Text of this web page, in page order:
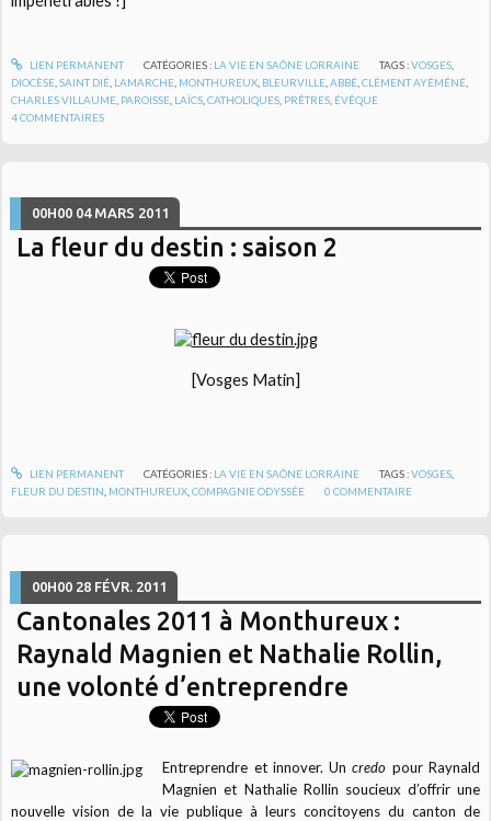
LIEN PERMANENT CATÉGORIES : LA VIE EN SAÔNE LORRAINE TAGS :VOSGES
DIOCÈSE ,SAINT DIÉ LAMARCHE MONTHUREUX BLEURVILLE ,ABBÉ ,CLÉMENT AYÉMÉNÉ
CHARLES VILLAUME PAROISSE LAÏCS ,CATHOLIQUES PRÊTRES ÉVÊQUE
4COMMENTAIRES
00H00 04 MARS 2011
La fleur du destin : saison 2
[Vosges Matin]
LIEN PERMANENT CATÉGORIES : LA VIE EN SAÔNE LORRAINE TAGS :VOSGES
FLEUR DU DESTIN MONTHUREUX ,COMPAGNIE ODYSSÉE 0 COMMENTAIRE
00H00 28 FÉVR. 2011
Cantonales 2011 à Monthureux :
Raynald Magnien et Nathalie Rollin,
une volonté d’entreprendre
Entreprendre et innover. Uncredo pour Raynald
Magnien et Nathalie Rollin soucieux d’offrir une
nouvelle vision de la vie publique à leurs concitoyens du canton de